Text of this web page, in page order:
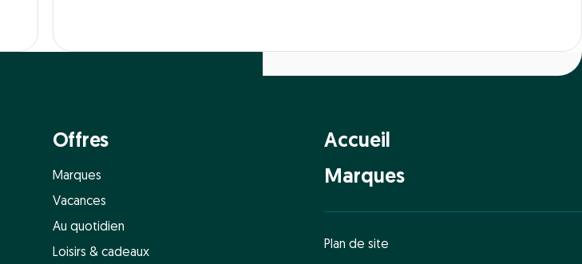
Offres
Marques
Vacances
Au quotidien
Loisirs & cadeaux
Accueil
Marques
Plan de site